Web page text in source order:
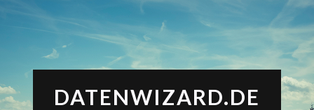
DATENWIZARD.DE